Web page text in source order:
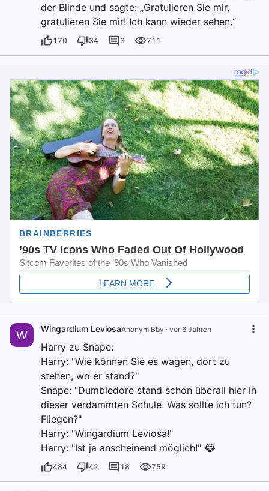
der Blinde und sagte: „Gratulieren Sie mir,
gratulieren Sie mir! Ich kann wieder sehen.“
170 34 3 711
W Wingardium LeviosaAnonym Bby · vor 6 Jahren
Harry zu Snape:
Harry: "Wie können Sie es wagen, dort zu
stehen, wo er stand?"
Snape: "Dumbledore stand schon überall hier in
dieser verdammten Schule. Was sollte ich tun?
Fliegen?"
Harry: "Wingardium Leviosa!"
Harry: "Ist ja anscheinend möglich!" 😂
484 42 18 759